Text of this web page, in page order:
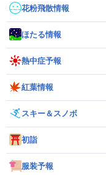
花粉飛散情報
ほたる情報
熱中症予報
紅葉情報
スキー＆スノボ
初詣
服装予報